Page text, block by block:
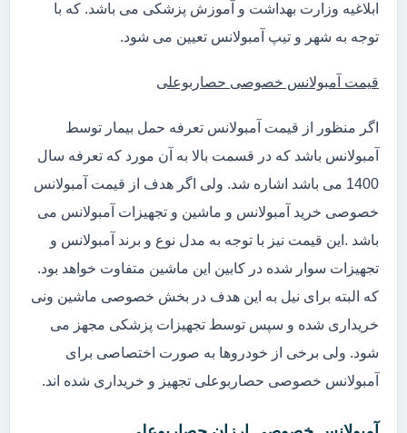
ابلاغیه وزارت بهداشت و آموزش پزشکی می باشد. که با
توجه به شهر و تیپ آمبولانس تعیین می شود.
قیمت آمبولانس خصوصی حصاربوعلی
اگر منظور از قیمت آمبولانس تعرفه حمل بیمار توسط
آمبولانس باشد که در قسمت بالا به آن مورد که تعرفه سال
1400 می باشد اشاره شد. ولی اگر هدف از قیمت آمبولانس
خصوصی خرید آمبولانس و ماشین و تجهیزات آمبولانس می
باشد .این قیمت نیز با توجه به مدل نوع و برند آمبولانس و
تجهیزات سوار شده در کابین این ماشین متفاوت خواهد بود.
که البته برای نیل به این هدف در بخش خصوصی ماشین ونی
خریداری شده و سپس توسط تجهیزات پزشکی مجهز می
شود. ولی برخی از خودروها به صورت اختصاصی برای
آمبولانس خصوصی حصاربوعلی تجهیز و خریداری شده اند.